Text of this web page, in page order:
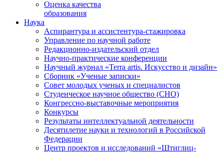
Оценка качества
образования
Наука
Аспирантура и ассистентура-стажировка
Управление по научной работе
Редакционно-издательский отдел
Научно-практические конференции
Научный журнал «Terra artis. Искусство и дизайн»
Сборник «Ученые записки»
Совет молодых ученых и специалистов
Студенческое научное общество (СНО)
Конгрессно-выставочные мероприятия
Конкурсы
Результаты интеллектуальной деятельности
Десятилетие науки и технологий в Российской
Федерации
Центр проектов и исследований «Штиглиц-